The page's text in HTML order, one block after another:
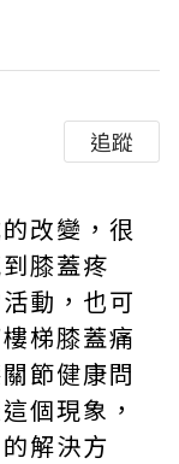
追蹤
改變，很
膝蓋疼
動，也可
梯膝蓋痛
節健康問
個現象，
解決方